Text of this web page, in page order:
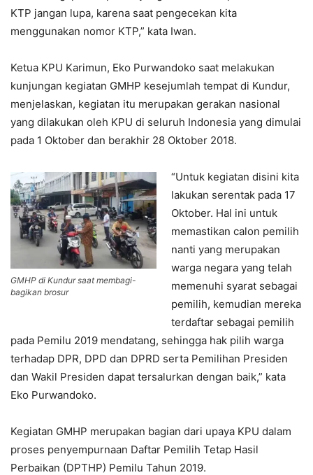
KTP jangan lupa, karena saat pengecekan kita
menggunakan nomor KTP,” kata Iwan.
Ketua KPU Karimun, Eko Purwandoko saat melakukan
kunjungan kegiatan GMHP kesejumlah tempat di Kundur,
menjelaskan, kegiatan itu merupakan gerakan nasional
yang dilakukan oleh KPU di seluruh Indonesia yang dimulai
pada 1 Oktober dan berakhir 28 Oktober 2018.
GMHP di Kundur saat membagi-
bagikan brosur
“Untuk kegiatan disini kita
lakukan serentak pada 17
Oktober. Hal ini untuk
memastikan calon pemilih
nanti yang merupakan
warga negara yang telah
memenuhi syarat sebagai
pemilih, kemudian mereka
terdaftar sebagai pemilih
pada Pemilu 2019 mendatang, sehingga hak pilih warga
terhadap DPR, DPD dan DPRD serta Pemilihan Presiden
dan Wakil Presiden dapat tersalurkan dengan baik,” kata
Eko Purwandoko.
Kegiatan GMHP merupakan bagian dari upaya KPU dalam
proses penyempurnaan Daftar Pemilih Tetap Hasil
Perbaikan (DPTHP) Pemilu Tahun 2019.